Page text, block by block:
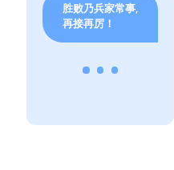
胜败乃兵家常事,
再接再厉！